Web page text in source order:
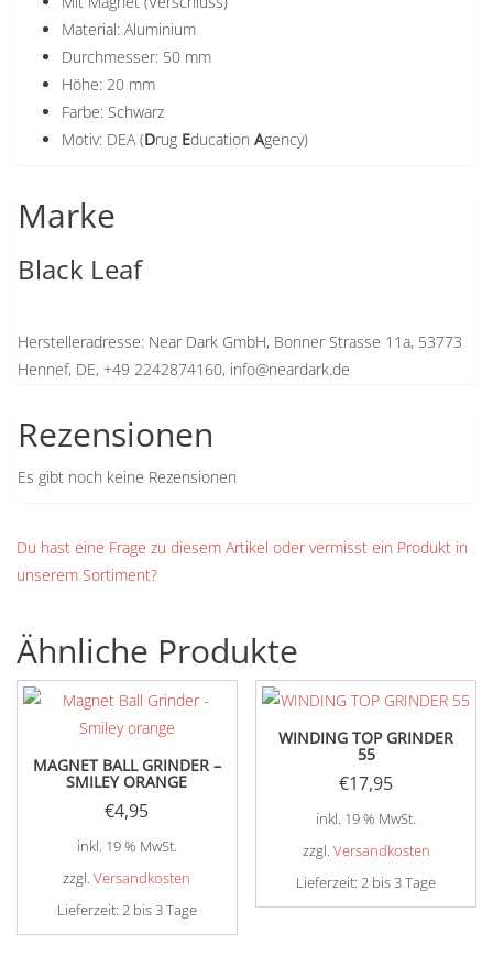
Material: Aluminium
Durchmesser: 50 mm
Höhe: 20 mm
Farbe: Schwarz
Motiv: DEA (Drug Education Agency)
Marke
Black Leaf
Herstelleradresse: Near Dark GmbH, Bonner Strasse 11a, 53773
Hennef, DE, +49 2242874160, info@neardark.de
Rezensionen
Es gibt noch keine Rezensionen
Du hast eine Frage zu diesem Artikel oder vermisst ein Produkt in
unserem Sortiment?
Ähnliche Produkte
MAGNET BALL GRINDER –
SMILEY ORANGE
€4,95
inkl. 19 % MwSt.
zzgl.Versandkosten
Lieferzeit: 2 bis 3 Tage
WINDING TOP GRINDER
55
€17,95
inkl. 19 % MwSt.
zzgl. Versandkosten
Lieferzeit:2 bis 3 Tage